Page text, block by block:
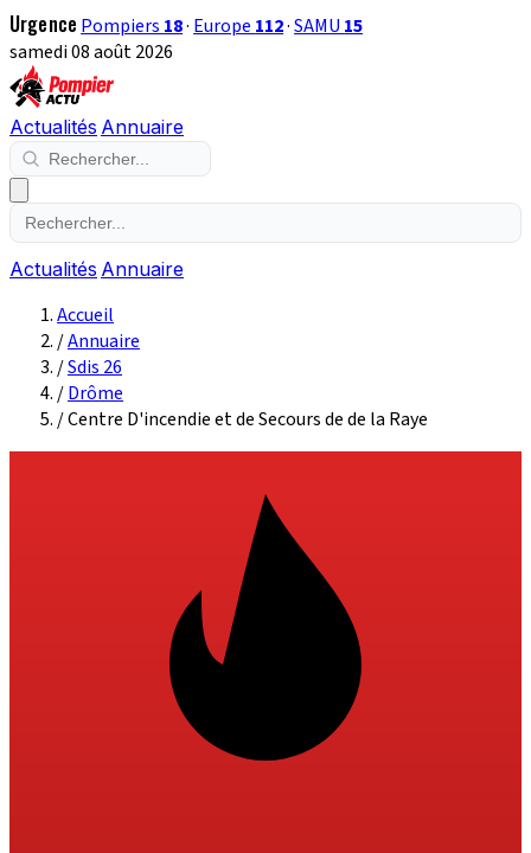
Urgence Pompiers 18· Europe 112·SAMU 15
samedi 08 août 2026
Actualités Annuaire
Actualités Annuaire
Accueil
/Annuaire
/Sdis 26
/Drôme
/Centre D'incendie et de Secours de de la Raye